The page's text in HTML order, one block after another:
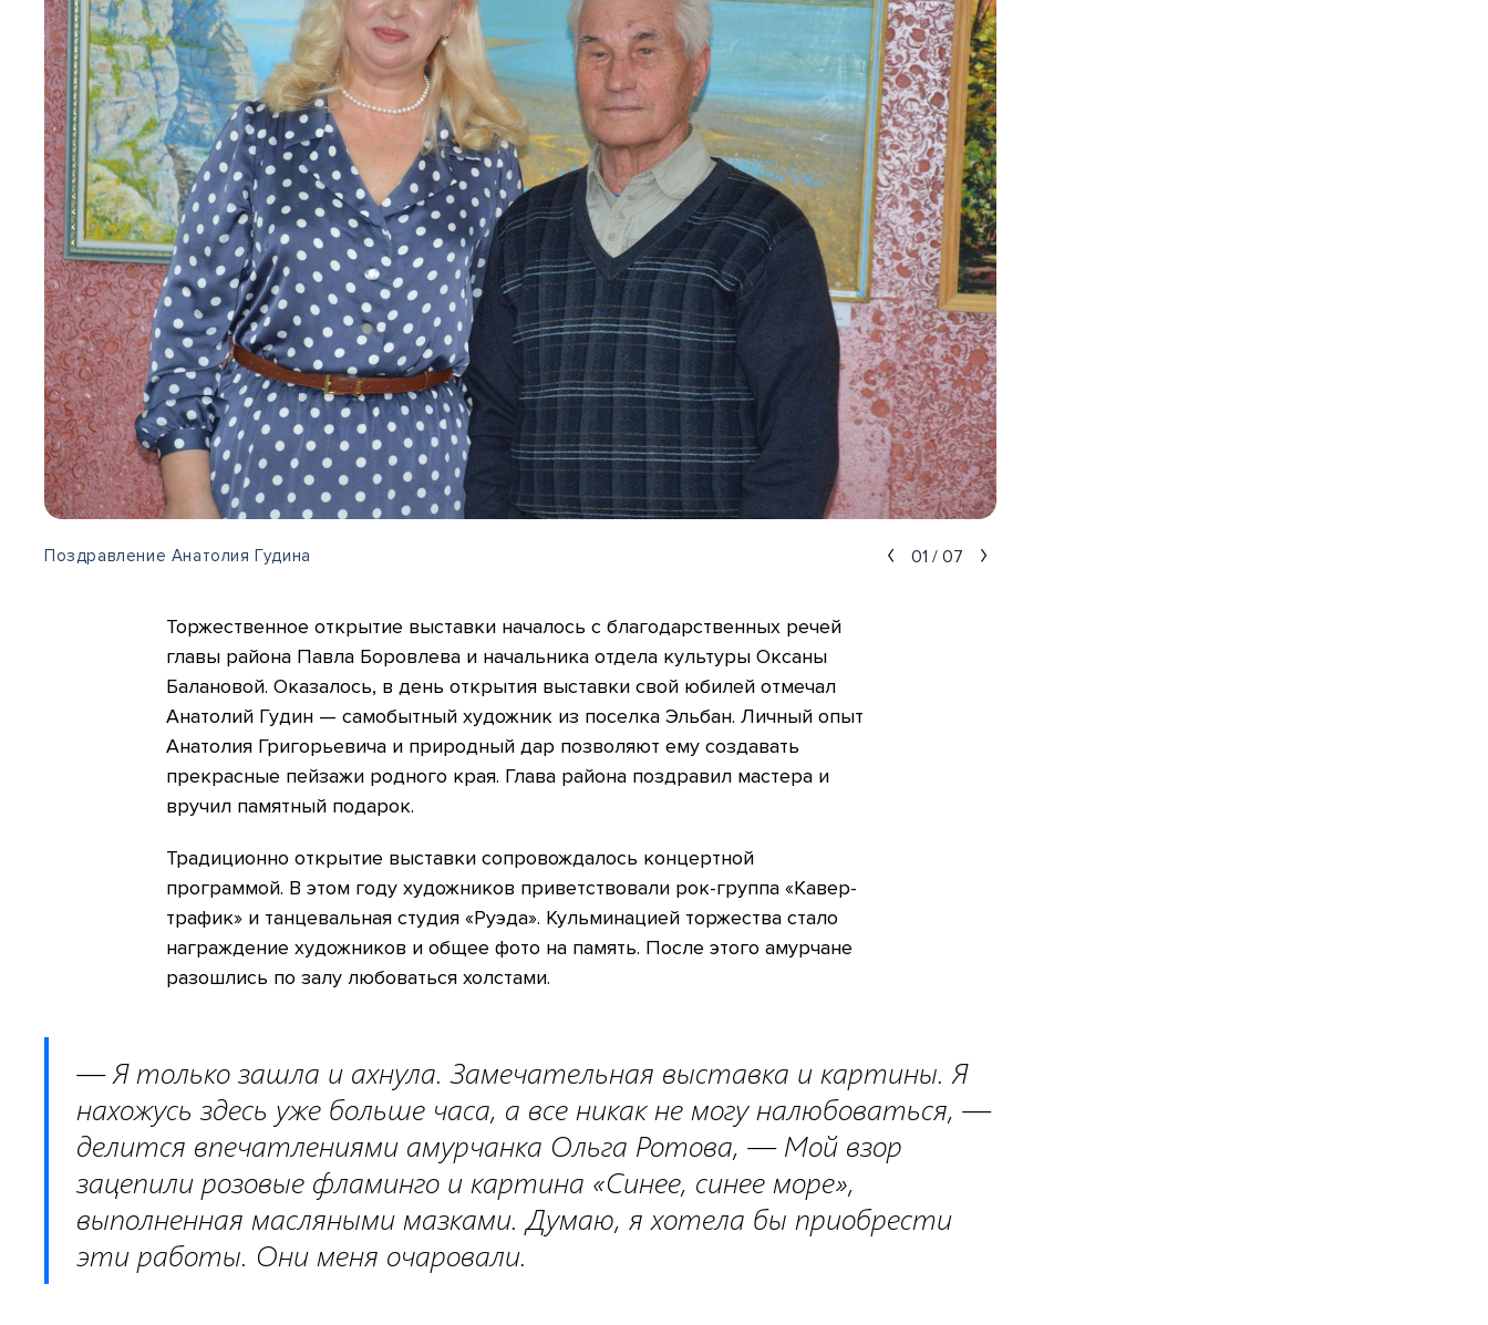
Поздравление Анатолия Гудина 01 / 07
Торжественное открытие выставки началось с благодарственных речей
главы района Павла Боровлева и начальника отдела культуры Оксаны
Балановой. Оказалось, в день открытия выставки свой юбилей отмечал
Анатолий Гудин — самобытный художник из поселка Эльбан. Личный опыт
Анатолия Григорьевича и природный дар позволяют ему создавать
прекрасные пейзажи родного края. Глава района поздравил мастера и
вручил памятный подарок.
Традиционно открытие выставки сопровождалось концертной
программой. В этом году художников приветствовали рок-группа «Кавер-
трафик» и танцевальная студия «Руэда». Кульминацией торжества стало
награждение художников и общее фото на память. После этого амурчане
разошлись по залу любоваться холстами.
— Я только зашла и ахнула. Замечательная выставка и картины. Я
нахожусь здесь уже больше часа, а все никак не могу налюбоваться, —
делится впечатлениями амурчанка Ольга Ротова, — Мой взор
зацепили розовые фламинго и картина «Синее, синее море»,
выполненная масляными мазками. Думаю, я хотела бы приобрести
эти работы. Они меня очаровали.